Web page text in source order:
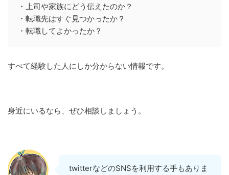
・上司や家族にどう伝えたのか？
・転職先はすぐ見つかったか？
・転職してよかったか？
すべて経験した人にしか分からない情報です。
身近にいるなら、ぜひ相談しましょう。
twitterなどのSNSを利用する手もありま